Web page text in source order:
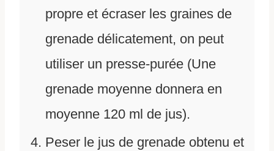
propre et écraser les graines de
grenade délicatement, on peut
utiliser un presse-purée (Une
grenade moyenne donnera en
moyenne 120 ml de jus).
Peser le jus de grenade obtenu et